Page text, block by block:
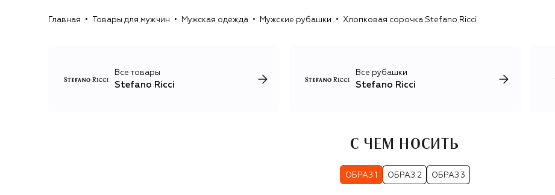
с пестрыми орнаментами на аксессуарах: клеткой, пье-
достоинство.
Главная Товары для мужчин Мужская одежда Мужские рубашки Хлопковая сорочка Stefano Ricci
Все товары
Stefano Ricci
Все рубашки
Stefano Ricci
С ЧЕМ НОСИТЬ
ОБРАЗ 1 ОБРАЗ 2 ОБРАЗ 3